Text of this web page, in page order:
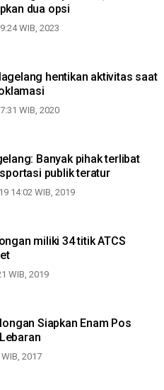
dua opsi
WIB, 2023
hentikan aktivitas saat
WIB, 2020
Banyak pihak terlibat
publik teratur
14:02 WIB, 2019
miliki 34 titik ATCS
WIB, 2019
Siapkan Enam Pos
2017